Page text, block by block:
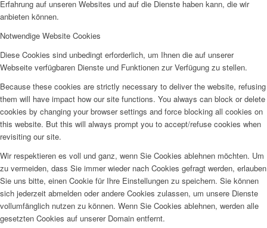
Erfahrung auf unseren Websites und auf die Dienste haben kann, die wir
anbieten können.
Notwendige Website Cookies
Diese Cookies sind unbedingt erforderlich, um Ihnen die auf unserer
Webseite verfügbaren Dienste und Funktionen zur Verfügung zu stellen.
Because these cookies are strictly necessary to deliver the website, refusing
them will have impact how our site functions. You always can block or delete
cookies by changing your browser settings and force blocking all cookies on
this website. But this will always prompt you to accept/refuse cookies when
revisiting our site.
Wir respektieren es voll und ganz, wenn Sie Cookies ablehnen möchten. Um
zu vermeiden, dass Sie immer wieder nach Cookies gefragt werden, erlauben
Sie uns bitte, einen Cookie für Ihre Einstellungen zu speichern. Sie können
sich jederzeit abmelden oder andere Cookies zulassen, um unsere Dienste
vollumfänglich nutzen zu können. Wenn Sie Cookies ablehnen, werden alle
gesetzten Cookies auf unserer Domain entfernt.